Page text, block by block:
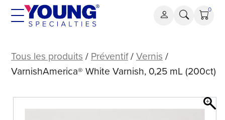
Aller
0
White
Varnish,
mL
(200
Tous les produits / Préventif/Vernis /
VarnishAmerica® White Varnish, 0,25 mL (200ct)